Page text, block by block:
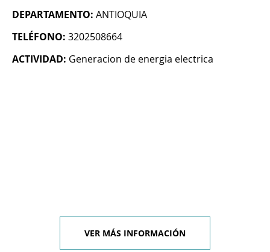
DEPARTAMENTO: ANTIOQUIA
TELÉFONO: 3202508664
ACTIVIDAD: Generacion de energia electrica
VER MÁS INFORMACIÓN